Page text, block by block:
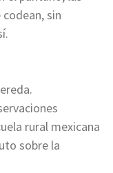
sin
rural mexicana
sobre la